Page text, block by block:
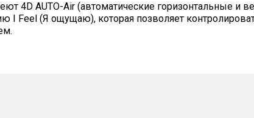
4D AUTO-Air (автоматические горизонтальные и
I Feel (Я ощущаю), которая позволяет